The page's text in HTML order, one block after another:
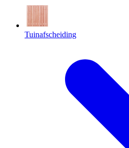
Tuinafscheiding